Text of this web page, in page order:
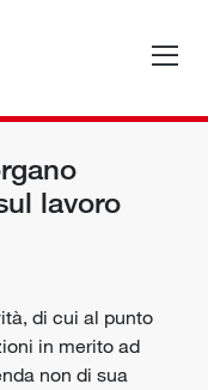
lavoro
di cui al punto
in merito ad
non di sua